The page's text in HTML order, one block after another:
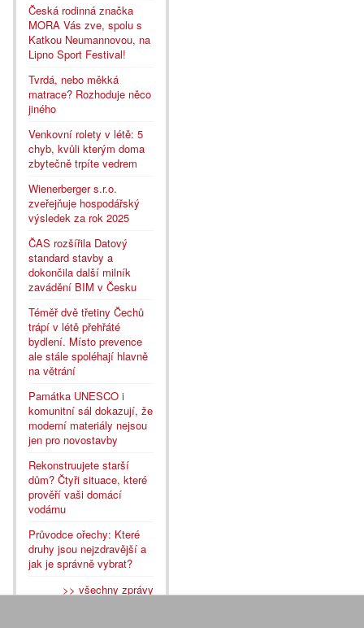
Česká rodinná značka
MORA Vás zve, spolu s
Katkou Neumannovou, na
Lipno Sport Festival!
Tvrdá, nebo měkká
matrace? Rozhoduje něco
jiného
Venkovní rolety v létě: 5
chyb, kvůli kterým doma
zbytečně trpíte vedrem
Wienerberger s.r.o.
zveřejňuje hospodářský
výsledek za rok 2025
ČAS rozšířila Datový
standard stavby a
dokončila další milník
zavádění BIM v Česku
Téměř dvě třetiny Čechů
trápí v létě přehřáté
bydlení. Místo prevence
ale stále spoléhají hlavně
na větrání
Památka UNESCO i
komunitní sál dokazují, že
moderní materiály nejsou
jen pro novostavby
Rekonstruujete starší
dům? Čtyři situace, které
prověří vaši domácí
vodárnu
Průvodce ořechy: Které
druhy jsou nejzdravější a
jak je správně vybrat?
>> všechny zprávy